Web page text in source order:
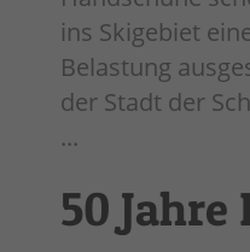
ins Skigebiet
Belastung
der Stadt der
...
50